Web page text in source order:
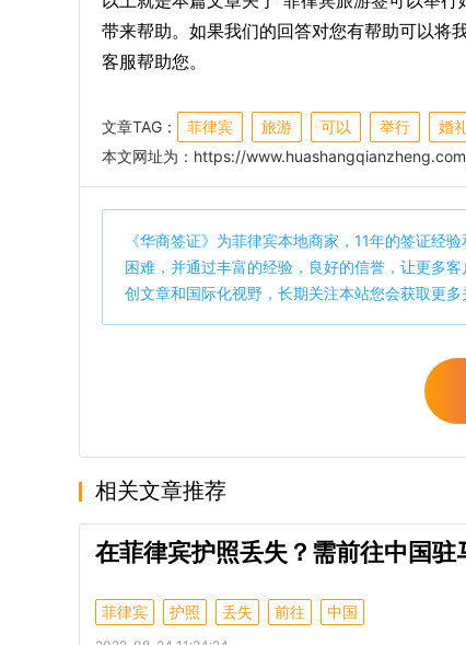
带来帮助。如果我们的回答对您有帮助可以将
客服帮助您。
文章TAG： 菲律宾 旅游 可以 举行
婚
本文网址为： https://
《华商签证》为菲律宾本地商家，11年的签证经
困难，并通过丰富的经验，良好的信誉，让更多
创文章和国际化视野，长期关注本站您会获取更多
相关文章推荐
在菲律宾护照丢失？需前往中国驻
菲律宾 护照 丢失 前往 中国